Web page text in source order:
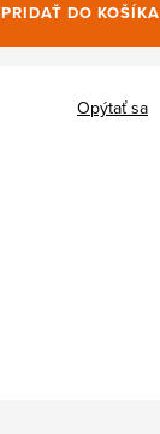
PRIDAŤ DO KOŠÍKA
Opýtať sa